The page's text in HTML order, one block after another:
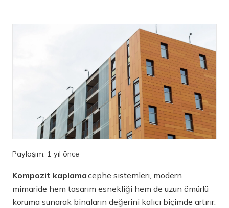
Paylaşım: 1 yıl önce
Kompozit kaplamacephe sistemleri, modern
mimaride hem tasarım esnekliği hem de uzun ömürlü
koruma sunarak binaların değerini kalıcı biçimde artırır.